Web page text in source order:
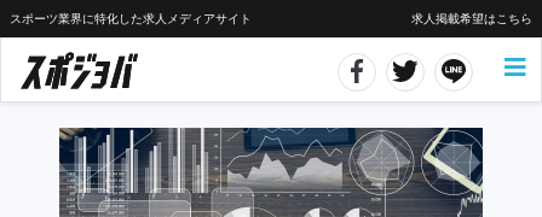
スポーツ業界に特化した求人メディアサイト 求人掲載希望はこちら